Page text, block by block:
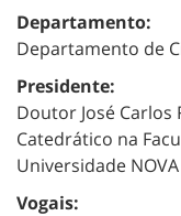
Departamento:
Departamento de
Presidente:
Doutor José
Catedrático na
Universidade
Vogais: